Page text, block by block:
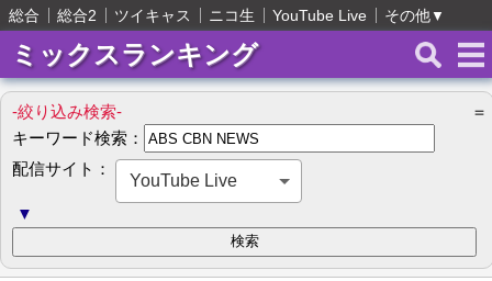
総合 総合2 ツイキャス ニコ生 YouTube Live その他▼
ミックスランキング
-絞り込み検索-
＝
キーワード検索：
配信サイト：
YouTube Live
▼